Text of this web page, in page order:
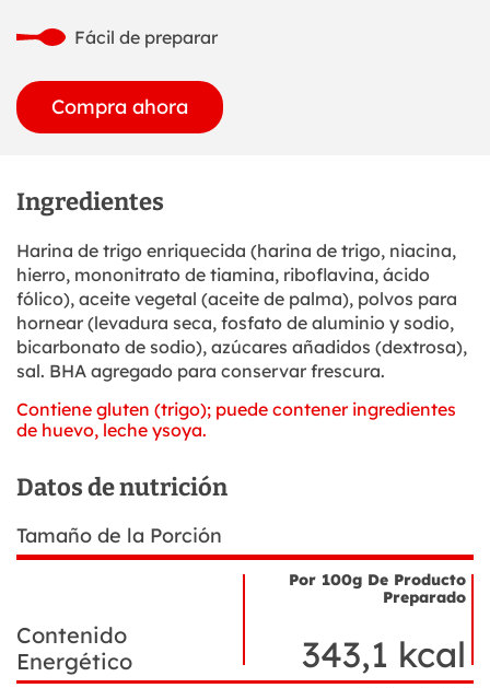
Fácil de preparar
Compra ahora
Ingredientes
Harina de trigo enriquecida (harina de trigo, niacina,
hierro, mononitrato de tiamina, riboflavina, ácido
fólico), aceite vegetal (aceite de palma), polvos para
hornear (levadura seca, fosfato de aluminio y sodio,
bicarbonato de sodio), azúcares añadidos (dextrosa),
sal. BHA agregado para conservar frescura.
Contiene gluten (trigo); puede contener ingredientes
de huevo, leche ysoya.
Datos de nutrición
Tamaño de la Porción
Datos
de
nutrición
ingrediente
Por 100g De Producto
Preparado
Contenido
Energético
343,1 kcal